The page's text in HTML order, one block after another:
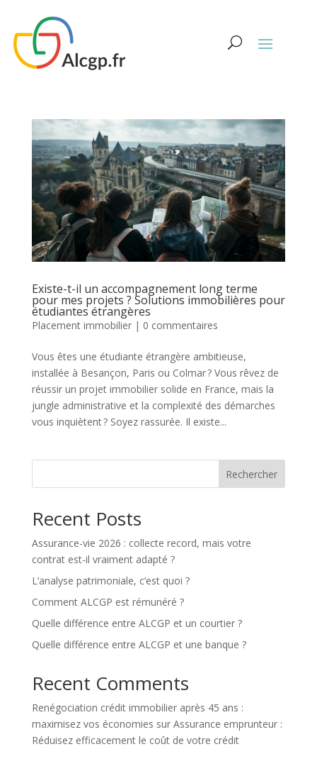
Existe-t-il un accompagnement long terme
pour mes projets ? Solutions immobilières pour
étudiantes étrangères
Placement immobilier| 0 commentaires
Vous êtes une étudiante étrangère ambitieuse,
installée à Besançon, Paris ou Colmar ? Vous rêvez de
réussir un projet immobilier solide en France, mais la
jungle administrative et la complexité des démarches
vous inquiètent ? Soyez rassurée. Il existe...
Rechercher
Recent Posts
Assurance-vie 2026 : collecte record, mais votre
contrat est-il vraiment adapté ?
L’analyse patrimoniale, c’est quoi ?
Comment ALCGP est rémunéré ?
Quelle différence entre ALCGP et un courtier ?
Quelle différence entre ALCGP et une banque ?
Recent Comments
Renégociation crédit immobilier après 45 ans :
maximisez vos économies sur Assurance emprunteur :
Réduisez efficacement le coût de votre crédit